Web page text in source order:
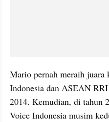
Mario pernah meraih juara
Indonesia dan ASEAN
2014. Kemudian, di tahun
Voice Indonesia musim